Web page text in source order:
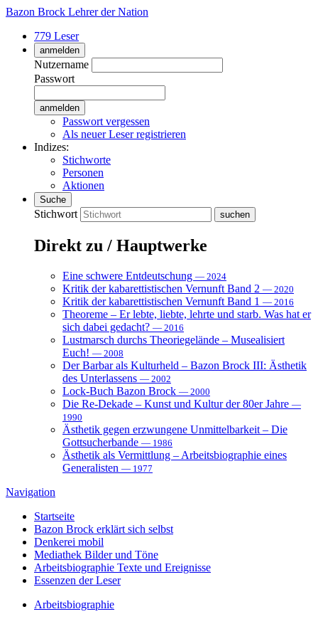
Bazon Brock Lehrer der Nation
779 Leser
anmelden
Nutzername
Passwort
Passwort vergessen
Als neuer Leser registrieren
Indizes:
Stichworte
Personen
Aktionen
Suche
Stichwort
Direkt zu / Hauptwerke
Eine schwere Entdeutschung — 2024
Kritik der kabarettistischen Vernunft Band 2 — 2020
Kritik der kabarettistischen Vernunft Band 1 — 2016
Theoreme – Er lebte, liebte, lehrte und starb. Was hat er
sich dabei gedacht? — 2016
Lustmarsch durchs Theoriegelände – Musealisiert
Euch! — 2008
Der Barbar als Kulturheld – Bazon Brock III: Ästhetik
des Unterlassens — 2002
Lock-Buch Bazon Brock — 2000
Die Re-Dekade – Kunst und Kultur der 80er Jahre —
1990
Ästhetik gegen erzwungene Unmittelbarkeit – Die
Gottsucherbande — 1986
Ästhetik als Vermittlung – Arbeitsbiographie eines
Generalisten — 1977
Navigation
Startseite
Bazon Brock erklärt sich selbst
Denkerei mobil
Mediathek Bilder und Töne
Arbeitsbiographie Texte und Ereignisse
Essenzen der Leser
Arbeitsbiographie